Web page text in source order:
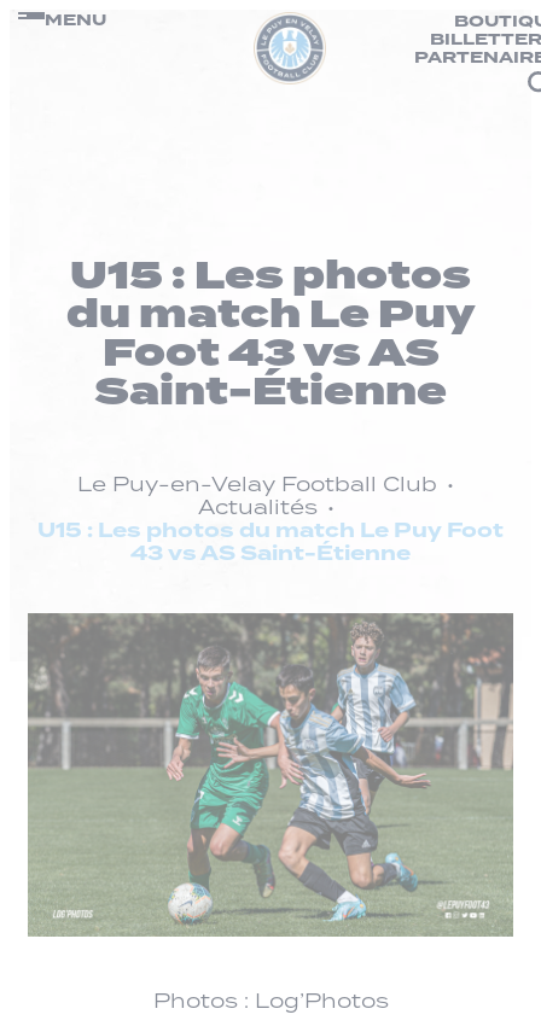
Passer
MENU
U15 : Les photos
du match Le Puy
Foot 43 vs AS
Saint-Étienne
Le Puy-en-Velay Football Club
Actualités
U15 : Les photos du match Le Puy Foot
43 vs AS Saint-Étienne
Photos : Log’Photos
Panneau de gestion des cookies